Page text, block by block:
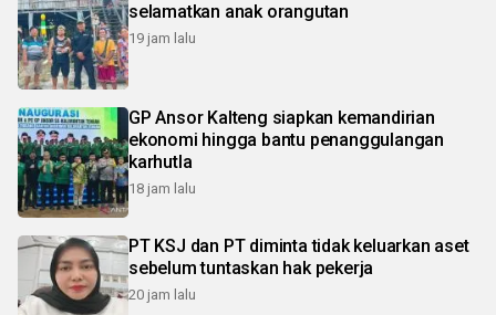
selamatkan anak orangutan
19 jam lalu
GP Ansor Kalteng siapkan kemandirian
ekonomi hingga bantu penanggulangan
karhutla
18 jam lalu
PT KSJ dan PT diminta tidak keluarkan aset
sebelum tuntaskan hak pekerja
20 jam lalu